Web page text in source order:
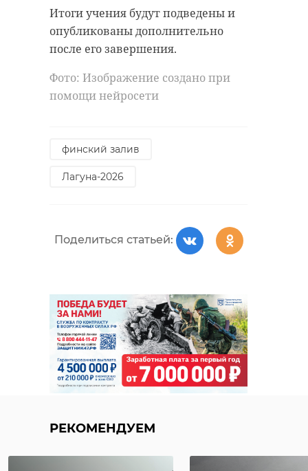
Итоги учения будут подведены и
опубликованы дополнительно
после его завершения.
Фото: Изображение создано при
помощи нейросети
финский залив
Лагуна-2026
Поделиться статьей:
РЕКОМЕНДУЕМ
Волховском
26 апреля 2019, 16:19
В
епархии
25 февраля 2023, 13:37